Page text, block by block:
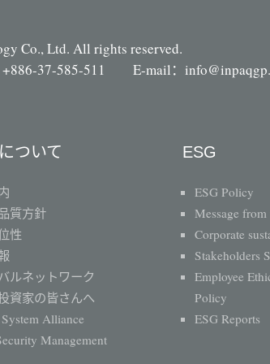
Co., Ltd. All rights reserved.
37-585-511 E-mail：
ついて
質方針
性
ルネットワーク
資家の皆さんへ
System Alliance
Management
ESG
ESG Policy
Message
Corporate
Stakeholders
Employee
Policy
ESG Reports